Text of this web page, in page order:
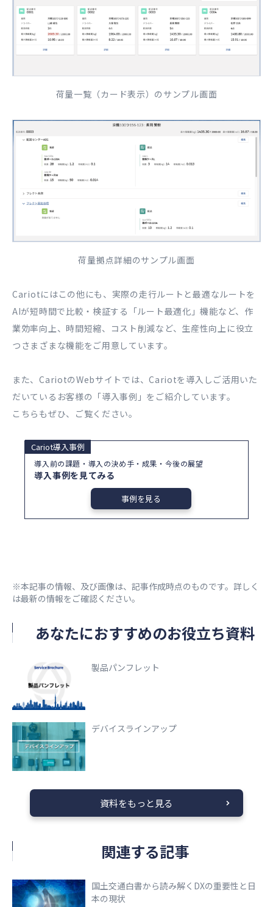
荷量一覧（カード表示）のサンプル画面
荷量拠点詳細のサンプル画面
Cariotにはこの他にも、実際の走行ルートと最適なルートを
AIが短時間で比較・検証する「ルート最適化」機能など、作
業効率向上、時間短縮、コスト削減など、生産性向上に役立
つさまざまな機能をご用意しています。
また、CariotのWebサイトでは、Cariotを導入しご活用いた
だいているお客様の「導入事例」をご紹介しています。
こちらもぜひ、ご覧ください。
Cariot導入事例
導入前の課題・導入の決め手・成果・今後の展望
導入事例を見てみる
事例を見る
※本記事の情報、及び画像は、記事作成時点のものです。詳しく
は最新の情報をご確認ください。
あなたにおすすめのお役立ち資料
製品パンフレット
デバイスラインアップ
資料をもっと見る
関連する記事
国土交通白書から読み解くDXの重要性と日
本の現状